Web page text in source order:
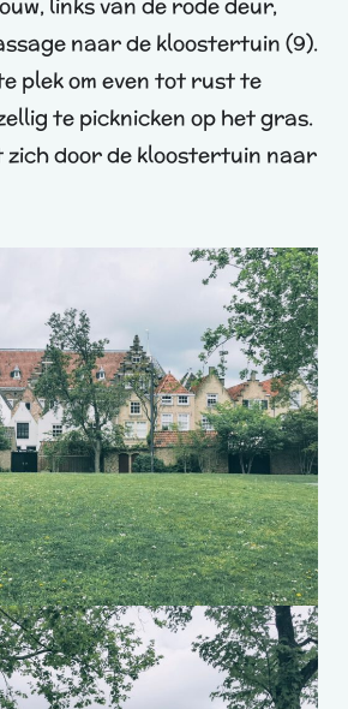
links van de rode deur,
naar de kloostertuin (9).
plek om even tot rust te
te picknicken op het gras.
zich door de kloostertuin naar